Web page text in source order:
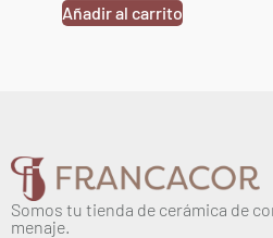
Añadir al carrito
Somos tu tienda de cerámica de
menaje.